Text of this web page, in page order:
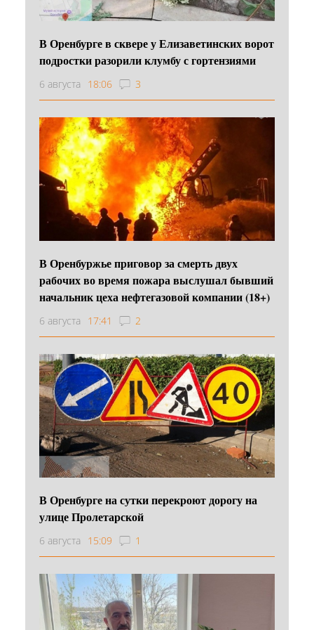
В Оренбурге в сквере у Елизаветинских ворот
подростки разорили клумбу с гортензиями
6 августа 18:06 3
В Оренбуржье приговор за смерть двух
рабочих во время пожара выслушал бывший
начальник цеха нефтегазовой компании (18+)
6 августа 17:41 2
В Оренбурге на сутки перекроют дорогу на
улице Пролетарской
6 августа 15:09 1